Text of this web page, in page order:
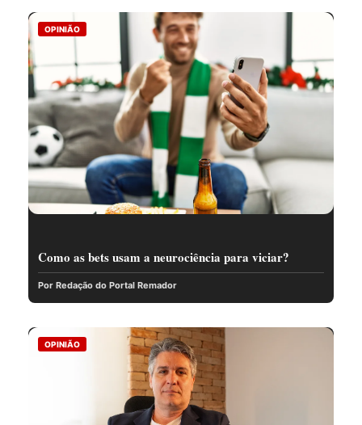
OPINIÃO
Como as bets usam a neurociência para viciar?
Por Redação do Portal Remador
OPINIÃO